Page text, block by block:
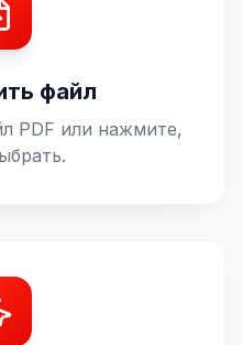
файл
PDF или нажмите,